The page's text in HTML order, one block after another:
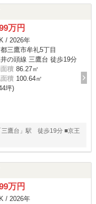
万円
/ 2026年
三鷹市牟礼5丁目
の頭線 三鷹台 徒歩19分
積 86.27㎡
積 100.64㎡
坪)
三鷹台」駅 徒歩19分 ■京王
万円
/ 2026年